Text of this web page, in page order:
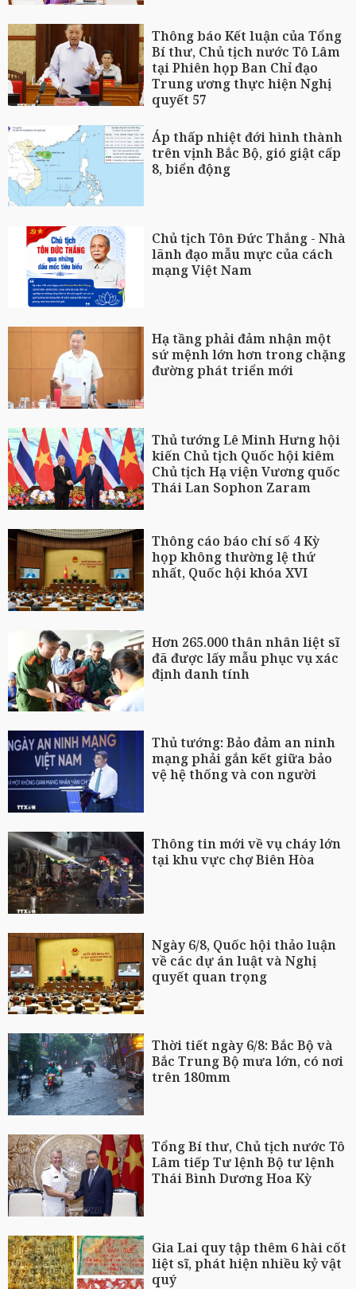
Thông báo Kết luận của Tổng
Bí thư, Chủ tịch nước Tô Lâm
tại Phiên họp Ban Chỉ đạo
Trung ương thực hiện Nghị
quyết 57
Áp thấp nhiệt đới hình thành
trên vịnh Bắc Bộ, gió giật cấp
8, biển động
Chủ tịch Tôn Đức Thắng - Nhà
lãnh đạo mẫu mực của cách
mạng Việt Nam
Hạ tầng phải đảm nhận một
sứ mệnh lớn hơn trong chặng
đường phát triển mới
Thủ tướng Lê Minh Hưng hội
kiến Chủ tịch Quốc hội kiêm
Chủ tịch Hạ viện Vương quốc
Thái Lan Sophon Zaram
Thông cáo báo chí số 4 Kỳ
họp không thường lệ thứ
nhất, Quốc hội khóa XVI
Hơn 265.000 thân nhân liệt sĩ
đã được lấy mẫu phục vụ xác
định danh tính
Thủ tướng: Bảo đảm an ninh
mạng phải gắn kết giữa bảo
vệ hệ thống và con người
Thông tin mới về vụ cháy lớn
tại khu vực chợ Biên Hòa
Ngày 6/8, Quốc hội thảo luận
về các dự án luật và Nghị
quyết quan trọng
Thời tiết ngày 6/8: Bắc Bộ và
Bắc Trung Bộ mưa lớn, có nơi
trên 180mm
Tổng Bí thư, Chủ tịch nước Tô
Lâm tiếp Tư lệnh Bộ tư lệnh
Thái Bình Dương Hoa Kỳ
Gia Lai quy tập thêm 6 hài cốt
liệt sĩ, phát hiện nhiều kỷ vật
quý